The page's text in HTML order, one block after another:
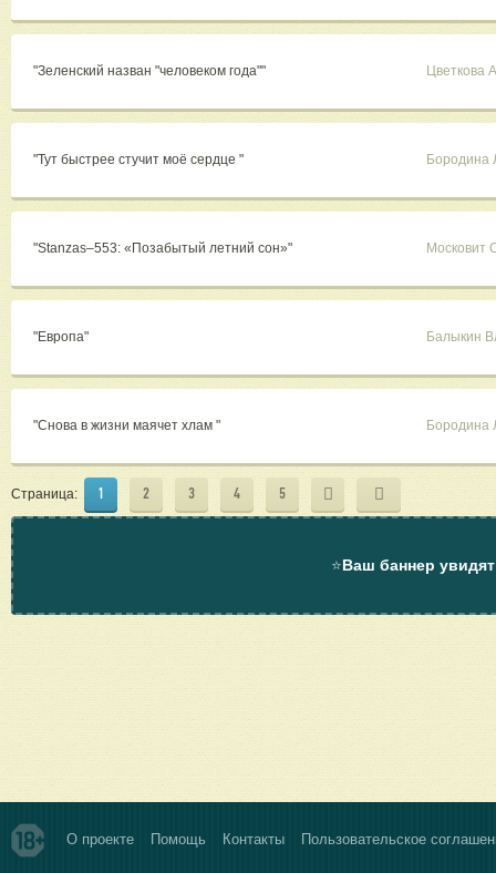
"Зеленский назван "человеком года"" Цветкова
"Тут быстрее стучит моё сердце " Бородина
"Stanzas–553: «Позабытый летний сон»" Московит
"Европа" Балыкин
"Снова в жизни маячет хлам " Бородина
Страница: 1 2 3 4 5
⭐Ваш баннер
О проекте Помощь Контакты Пользовательское